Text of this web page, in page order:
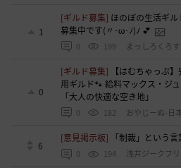
1
[ギルド募集] ほのぼの生活ギ
募集中です(〃･ω･ﾉ)ﾉ 💕
0 199 まっしろくろ
0
[ギルド募集]
【はむちゃっぷ
用ギルド🐾 給料マックス・ジ
「大人の快適な空き地」
0 182 おやじーぬ-日
6
[意見掲示板] 「制裁」という
0 194 浅井ジークフ